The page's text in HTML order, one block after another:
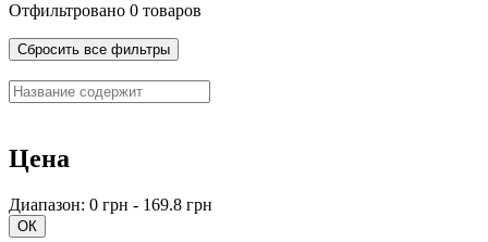
Отфильтровано 0 товаров
Сбросить все фильтры
Цена
Диапазон: 0 грн - 169.8 грн
ОК